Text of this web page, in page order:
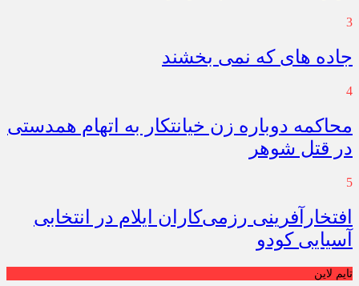
3
جاده های که نمی بخشند
4
محاکمه دوباره زن خیانتکار به اتهام همدستی
در قتل شوهر
5
افتخارآفرینی رزمی‌کاران ایلام در انتخابی
آسیایی کودو
تایم لاین